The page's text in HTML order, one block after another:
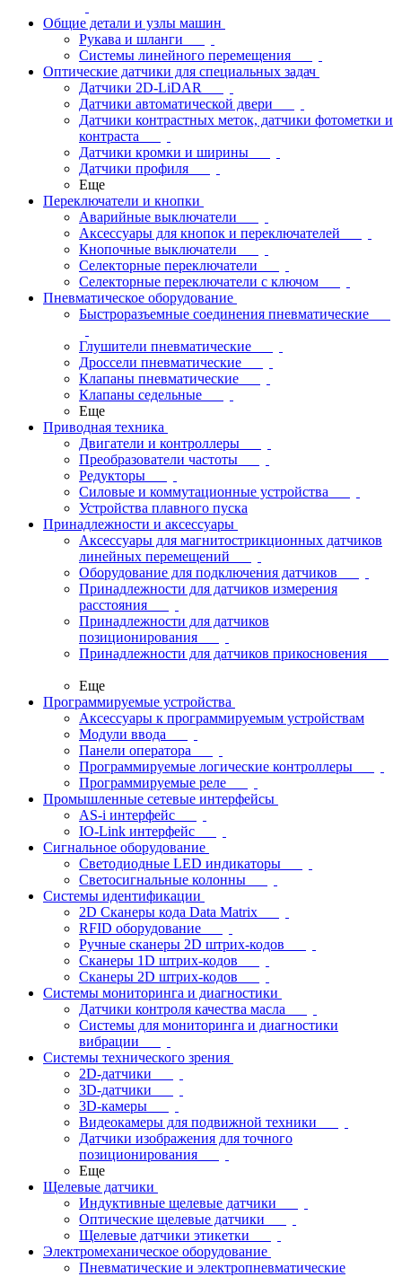
Общие детали и узлы машин
Рукава и шланги
Системы линейного перемещения
Оптические датчики для специальных задач
Датчики 2D-LiDAR
Датчики автоматической двери
Датчики контрастных меток, датчики фотометки и
контраста
Датчики кромки и ширины
Датчики профиля
Еще
Переключатели и кнопки
Аварийные выключатели
Аксессуары для кнопок и переключателей
Кнопочные выключатели
Селекторные переключатели
Селекторные переключатели с ключом
Пневматическое оборудование
Быстроразъемные соединения пневматические
Глушители пневматические
Дроссели пневматические
Клапаны пневматические
Клапаны седельные
Еще
Приводная техника
Двигатели и контроллеры
Преобразователи частоты
Редукторы
Силовые и коммутационные устройства
Устройства плавного пуска
Принадлежности и аксессуары
Аксессуары для магнитострикционных датчиков
линейных перемещений
Оборудование для подключения датчиков
Принадлежности для датчиков измерения
расстояния
Принадлежности для датчиков
позиционирования
Принадлежности для датчиков прикосновения
Еще
Программируемые устройства
Аксессуары к программируемым устройствам
Модули ввода
Панели оператора
Программируемые логические контроллеры
Программируемые реле
Промышленные сетевые интерфейсы
AS-i интерфейс
IO-Link интерфейс
Сигнальное оборудование
Светодиодные LED индикаторы
Светосигнальные колонны
Системы идентификации
2D Сканеры кода Data Matrix
RFID оборудование
Ручные сканеры 2D штрих-кодов
Сканеры 1D штрих-кодов
Сканеры 2D штрих-кодов
Системы мониторинга и диагностики
Датчики контроля качества масла
Системы для мониторинга и диагностики
вибрации
Системы технического зрения
2D-датчики
3D-датчики
3D-камеры
Видеокамеры для подвижной техники
Датчики изображения для точного
позиционирования
Еще
Щелевые датчики
Индуктивные щелевые датчики
Оптические щелевые датчики
Щелевые датчики этикетки
Электромеханическое оборудование
Пневматические и электропневматические